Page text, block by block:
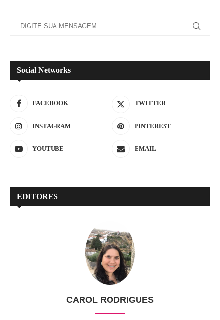
Social Networks
FACEBOOK TWITTER
INSTAGRAM PINTEREST
YOUTUBE EMAIL
EDITORES
CAROL RODRIGUES